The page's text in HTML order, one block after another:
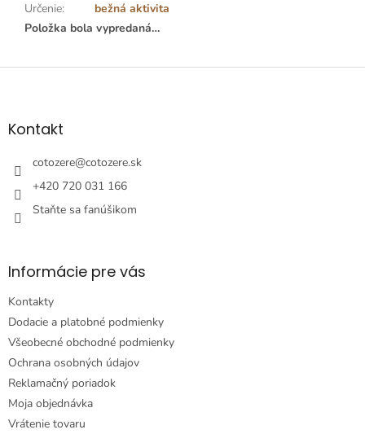
Určenie:
bežná aktivita
Položka bola vypredaná…
Z
äKontakt
cotozere@cotozere.sk
+420 720 031 166
Staňte sa fanúšikom
Informácie pre vás
Kontakty
Dodacie a platobné podmienky
Všeobecné obchodné podmienky
Ochrana osobných údajov
Reklamačný poriadok
Moja objednávka
Vrátenie tovaru